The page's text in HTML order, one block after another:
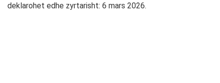
deklarohet edhe zyrtarisht: 6 mars 2026.